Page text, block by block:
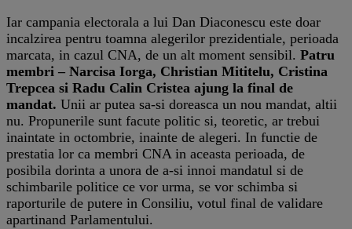
Iar campania electorala a lui Dan Diaconescu este doar
incalzirea pentru toamna alegerilor prezidentiale, perioada
marcata, in cazul CNA, de un alt moment sensibil. Patru
membri – Narcisa Iorga, Christian Mititelu, Cristina
Trepcea si Radu Calin Cristea ajung la final de
mandat. Unii ar putea sa-si doreasca un nou mandat, altii
nu. Propunerile sunt facute politic si, teoretic, ar trebui
inaintate in octombrie, inainte de alegeri. In functie de
prestatia lor ca membri CNA in aceasta perioada, de
posibila dorinta a unora de a-si innoi mandatul si de
schimbarile politice ce vor urma, se vor schimba si
raporturile de putere in Consiliu, votul final de validare
apartinand Parlamentului.